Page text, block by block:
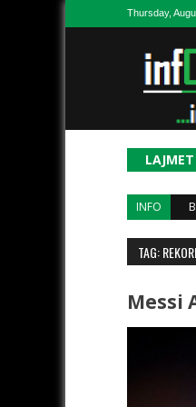
Skip to content
Thursday,
INFO
TAG:
Messi